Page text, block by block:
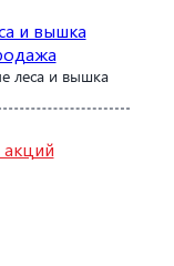
и вышка
леса и вышка